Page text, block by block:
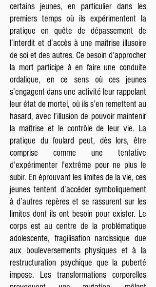
certains jeunes, en particulier dans les
premiers temps où ils expérimentent la
pratique en quête de dépassement de
l’interdit et d’accès à une maîtrise illusoire
de soi et des autres. Ce besoin d’approcher
la mort participe à en faire une conduite
ordalique, en ce sens où ces jeunes
s’engagent dans une activité leur rappelant
leur état de mortel, où ils s’en remettent au
hasard, avec l’illusion de pouvoir maintenir
la maîtrise et le contrôle de leur vie. La
pratique du foulard peut, dès lors, être
comprise comme une tentative
d’expérimenter l’extrême pour ne plus le
subir. En éprouvant les limites de la vie, ces
jeunes tentent d’accéder symboliquement
à d’autres repères et se rassurent sur les
limites dont ils ont besoin pour exister. Le
corps est au centre de la problématique
adolescente, fragilisation narcissique due
aux bouleversements physiques et à la
restructuration psychique que la puberté
impose. Les transformations corporelles